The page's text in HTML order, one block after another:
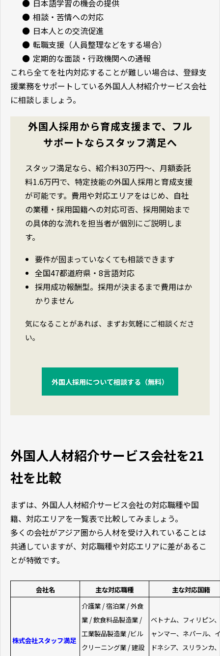
● 日本語学習の機会の提供
● 相談・苦情への対応
● 日本人との交流促進
● 転職支援（人員整理などをする場合）
● 定期的な面談・行政機関への通報
これら全てを社内対応することが難しい場合は、登録支
援業務をサポートしている外国人人材紹介サービス会社
に相談しましょう。
外国人採用から育成支援まで、フル
サポートならスタッフ満足へ
スタッフ満足なら、紹介料30万円〜、月額委託
料1.6万円で、特定技能の外国人採用と育成支援
が可能です。費用や対応エリアをはじめ、自社
の業種・採用国籍への対応可否、採用開始まで
の具体的な流れを担当者が個別にご説明しま
す。
要件が固まっていなくても相談できます
全国47都道府県・8言語対応
採用成功報酬型。採用が決まるまで費用はか
かりません
気になることがあれば、まずお気軽にご相談くださ
い。
外国人採用について相談する（無料）
外国人人材紹介サービス会社を21
社を比較
まずは、外国人人材紹介サービス会社の対応職種や国
籍、対応エリアを一覧表で比較してみましょう。
多くの会社がアジア圏から人材を受け入れていることは
共通していますが、対応職種や対応エリアに差があるこ
とが特徴です。
会社名 主な対応職種 主な対応国籍
株式会社スタッフ満足
介護業 / 宿泊業 / 外食
業 / 飲食料品製造業 /
工業製品製造業 /ビル
クリーニング業 / 建設
ベトナム、フィリピン
ャンマー、ネパール、
ドネシア、スリランカ